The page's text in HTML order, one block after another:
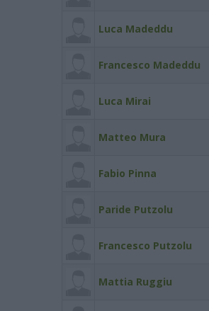
Luca Madeddu
Francesco Madeddu
Luca Mirai
Matteo Mura
Fabio Pinna
Paride Putzolu
Francesco Putzolu
Mattia Ruggiu